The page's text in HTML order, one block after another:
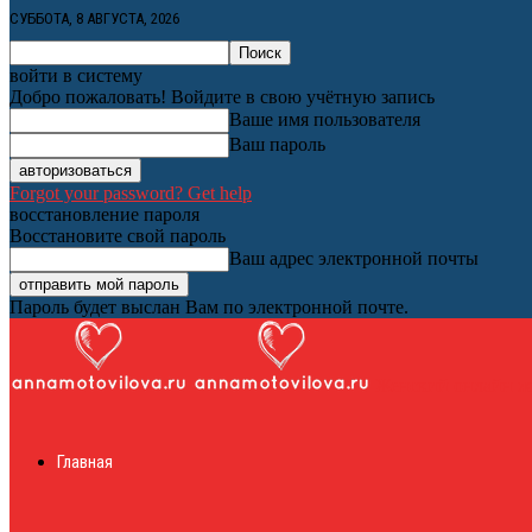
СУББОТА, 8 АВГУСТА, 2026
войти в систему
Добро пожаловать! Войдите в свою учётную запись
Ваше имя пользователя
Ваш пароль
Forgot your password? Get help
восстановление пароля
Восстановите свой пароль
Ваш адрес электронной почты
Пароль будет выслан Вам по электронной почте.
Главная